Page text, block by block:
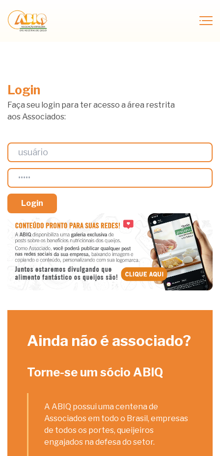
Login
Faça seu login para ter acesso a área restrita
aos Associados:
Ainda não é associado?
Torne-se um sócio ABIQ
A ABIQ possui uma centena de
Associados em todo o Brasil, empresas
de todos os portes, queijeiros
engajados na defesa do setor.